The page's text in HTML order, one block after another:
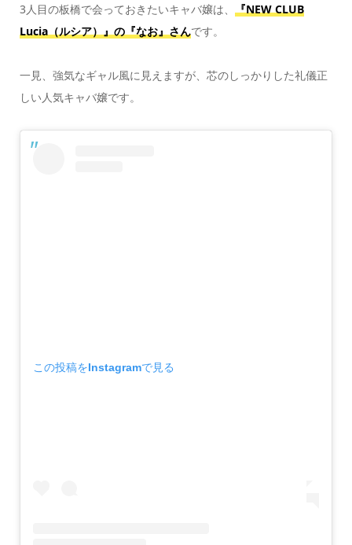
3人目の板橋で会っておきたいキャバ嬢は、
『NEW CLUB
Lucia（ルシア）』の『なお』さんです。
一見、強気なギャル風に見えますが、芯のしっかりした礼儀正
しい人気キャバ嬢です。
この投稿をInstagramで見る